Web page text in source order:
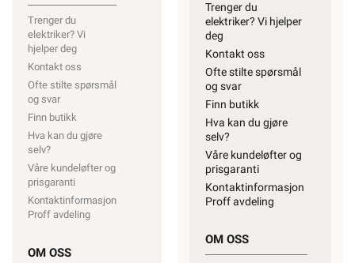
Trenger du
elektriker? Vi
hjelper deg
Kontakt oss
Ofte stilte spørsmål
og svar
Finn butikk
Hva kan du gjøre
selv?
Våre kundeløfter og
prisgaranti
Kontaktinformasjon
Proff avdeling
OM OSS
Trenger du
elektriker? Vi hjelper
deg
Kontakt oss
Ofte stilte spørsmål
og svar
Finn butikk
Hva kan du gjøre
selv?
Våre kundeløfter og
prisgaranti
Kontaktinformasjon
Proff avdeling
OM OSS